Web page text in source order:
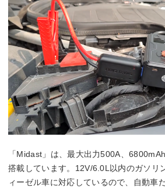
「Midast」は、最大出力500A、
搭載しています。12V/6.0L以内のガソリ
ィーゼル車に対応しているので、自動車